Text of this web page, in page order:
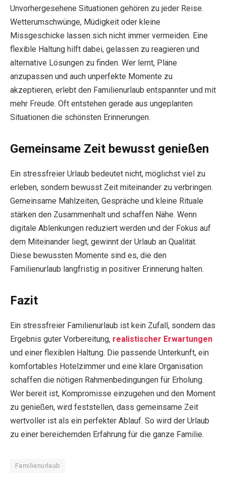
Unvorhergesehene Situationen gehören zu jeder Reise.
Wetterumschwünge, Müdigkeit oder kleine
Missgeschicke lassen sich nicht immer vermeiden. Eine
flexible Haltung hilft dabei, gelassen zu reagieren und
alternative Lösungen zu finden. Wer lernt, Pläne
anzupassen und auch unperfekte Momente zu
akzeptieren, erlebt den Familienurlaub entspannter und mit
mehr Freude. Oft entstehen gerade aus ungeplanten
Situationen die schönsten Erinnerungen.
Gemeinsame Zeit bewusst genießen
Ein stressfreier Urlaub bedeutet nicht, möglichst viel zu
erleben, sondern bewusst Zeit miteinander zu verbringen.
Gemeinsame Mahlzeiten, Gespräche und kleine Rituale
stärken den Zusammenhalt und schaffen Nähe. Wenn
digitale Ablenkungen reduziert werden und der Fokus auf
dem Miteinander liegt, gewinnt der Urlaub an Qualität.
Diese bewussten Momente sind es, die den
Familienurlaub langfristig in positiver Erinnerung halten.
Fazit
Ein stressfreier Familienurlaub ist kein Zufall, sondern das
Ergebnis guter Vorbereitung, realistischer Erwartungen
und einer flexiblen Haltung. Die passende Unterkunft, ein
komfortables Hotelzimmer und eine klare Organisation
schaffen die nötigen Rahmenbedingungen für Erholung.
Wer bereit ist, Kompromisse einzugehen und den Moment
zu genießen, wird feststellen, dass gemeinsame Zeit
wertvoller ist als ein perfekter Ablauf. So wird der Urlaub
zu einer bereichernden Erfahrung für die ganze Familie.
Familienurlaub